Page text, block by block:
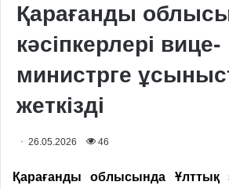
Қарағанды
кәсіпкерлері вице-
министрге
жеткізді
26.05.2026 46
Қарағанды облысында Ұлттық